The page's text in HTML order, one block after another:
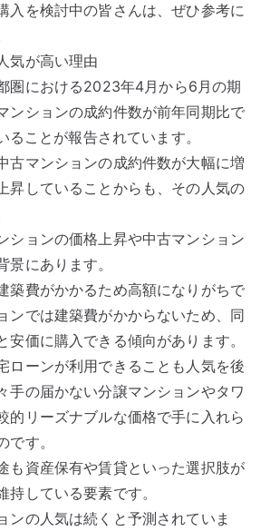
入を検討中の皆さんは、ぜひ参考に
気が高い理由
圏における2023年4月から6月の期
ンションの成約件数が前年同期比で
ことが報告されています。
古マンションの成約件数が大幅に増
昇していることからも、その人気の
ションの価格上昇や中古マンション
景にあります。
築費がかかるため高額になりがちで
ンでは建築費がかからないため、同
安価に購入できる傾向があります。
ローンが利用できることも人気を後
手の届かない分譲マンションやタワ
的リーズナブルな価格で手に入れら
す。
も資産保有や賃貸といった選択肢が
持している要素です。
ンの人気は続くと予測されていま